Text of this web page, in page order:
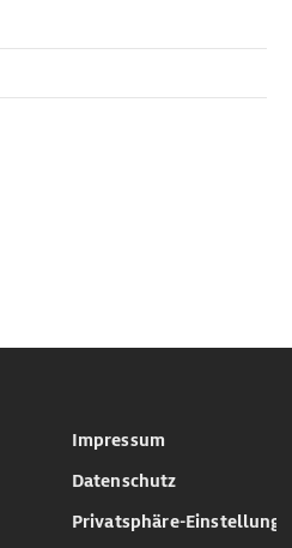
Impressum
Datenschutz
Privatsphäre-Einstellungen